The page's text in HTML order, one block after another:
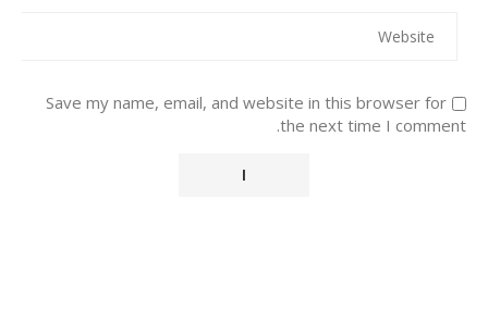
Save my name, email, and website in this browser for
the next time I comment.